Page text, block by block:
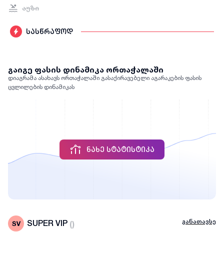
აუზი
სასწრაფოდ
გაიგე ფასის დინამიკა ორთაჭალაში
დიაგრამა ასახავს ორთაჭალაში გასაქირავებელი აგარაკების ფასის
ცვლილების დინამიკას
ᲜᲐᲮᲔ ᲡᲢᲐᲢᲘᲡᲢᲘᲙᲐ
SUPER VIP () განათავსე